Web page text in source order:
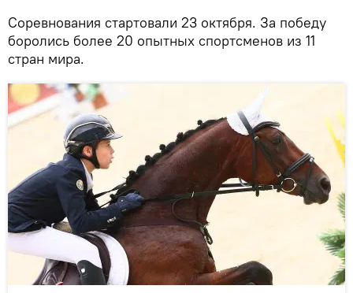
Соревнования стартовали 23 октября. За победу
боролись более 20 опытных спортсменов из 11
стран мира.